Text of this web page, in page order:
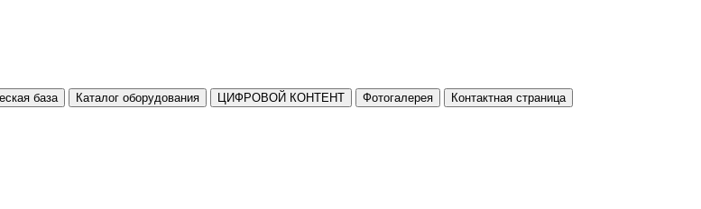
база Каталог оборудования ЦИФРОВОЙ КОНТЕНТ Фотогалерея Контактная страница